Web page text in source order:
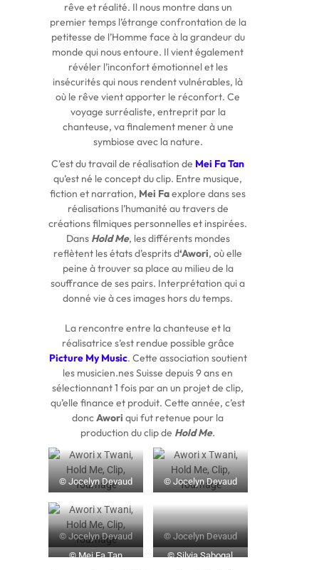
rêve et réalité. Il nous montre dans un
premier temps l’étrange confrontation de la
petitesse de l’Homme face à la grandeur du
monde qui nous entoure. Il vient également
révéler l’inconfort émotionnel et les
insécurités qui nous rendent vulnérables, là
où le rêve vient apporter le réconfort. Ce
voyage surréaliste, entreprit par la
chanteuse, va finalement mener à une
symbiose avec la nature.
C’est du travail de réalisation de Mei Fa Tan
qu’est né le concept du clip. Entre musique,
fiction et narration, Mei Faexplore dans ses
réalisations l’humanité au travers de
créations filmiques personnelles et inspirées.
Dans Hold Me, les différents mondes
reflètent les états d’esprits d‘Awori, où elle
peine à trouver sa place au milieu de la
souffrance de ses pairs. Interprétation qui a
donné vie à ces images hors du temps.
La rencontre entre la chanteuse et la
réalisatrice s’est rendue possible grâce
Picture My Music. Cette association soutient
les musicien.nes Suisse depuis 9 ans en
sélectionnant 1 fois par an un projet de clip,
qu’elle finance et produit. Cette année, c’est
doncAwori qui fut retenue pour la
production du clip de Hold Me.
©Jocelyn Devaud ©Jocelyn Devaud
©Jocelyn Devaud ©Jocelyn Devaud
©Mei Fa Tan ©Silvia Sabogal